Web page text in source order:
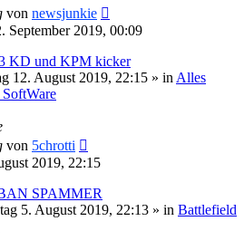
von newsjunkie
September 2019, 00:09
KD und KPM kicker
12. August 2019, 22:15 » in Alles
von 5chrotti
2019, 22:15
SPAMMER
5. August 2019, 22:13 » in Battlefield